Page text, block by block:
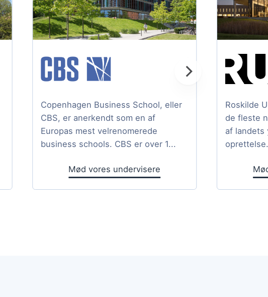
Copenhagen Business School, eller
CBS, er anerkendt som en af
Europas mest velrenomerede
business schools. CBS er over 1...
Mød vores undervisere
Roskilde
de fleste
af landets